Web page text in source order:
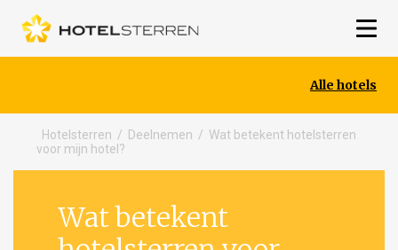
Alle hotels
Hotelsterren / Deelnemen / Wat betekent hotelsterren
voor mijn hotel?
Wat betekent